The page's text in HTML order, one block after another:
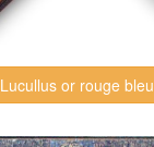
Lucullus or rouge bleu